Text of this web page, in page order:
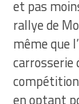
et pas
rallye de
même que
carrosserie
en optant